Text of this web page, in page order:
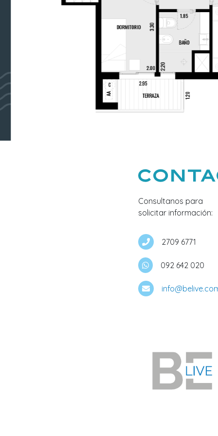
Consultanos para
solicitar información:
2709 6771
092 642 020